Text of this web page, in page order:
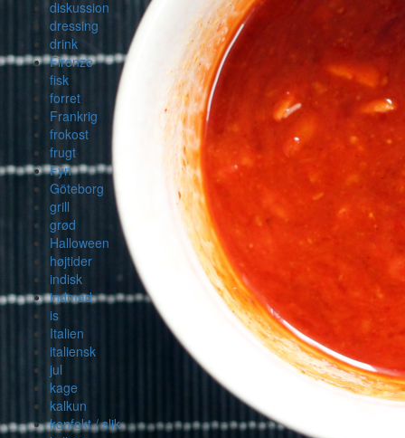
diskussion
dressing
drink
Firenze
fisk
forret
Frankrig
frokost
frugt
Fyn
Göteborg
grill
grød
Halloween
højtider
indisk
indmad
is
Italien
italiensk
jul
kage
kalkun
konfekt / slik